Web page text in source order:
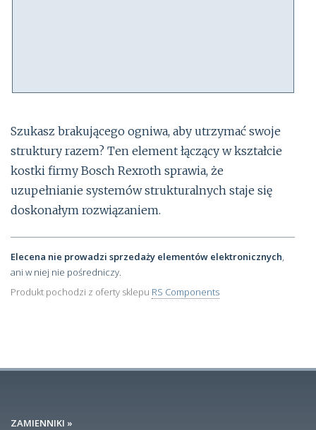
Szukasz brakującego ogniwa, aby utrzymać swoje
struktury razem? Ten element łączący w kształcie
kostki firmy Bosch Rexroth sprawia, że
uzupełnianie systemów strukturalnych staje się
doskonałym rozwiązaniem.
Elecena nie prowadzi sprzedaży elementów elektronicznych,
ani w niej nie pośredniczy.
Produkt pochodzi z oferty sklepu RS Components
ZAMIENNIKI »